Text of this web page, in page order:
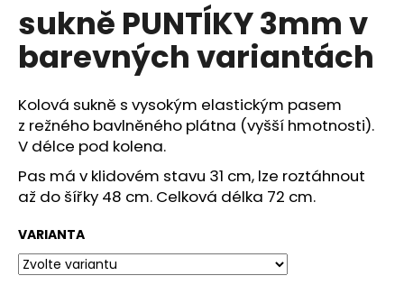
sukně PUNTÍKY 3mm v
barevných variantách
Kolová sukně s vysokým elastickým pasem
z režného bavlněného plátna (vyšší hmotnosti).
V délce pod kolena.
Pas má v klidovém stavu 31 cm, lze roztáhnout
až do šířky 48 cm. Celková délka 72 cm.
VARIANTA
o
r
u
č
u
j
e
m
e
ZAVINOVACÍ
SUKNĚ
SATÉNOVÁ
(ČERNÁ)